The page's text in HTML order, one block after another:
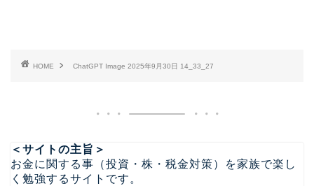
HOME ChatGPT Image 2025年9月30日 14_33_27
＜サイトの主旨＞
お金に関する事（投資・株・税金対策）を家族で楽し
く勉強するサイトです。